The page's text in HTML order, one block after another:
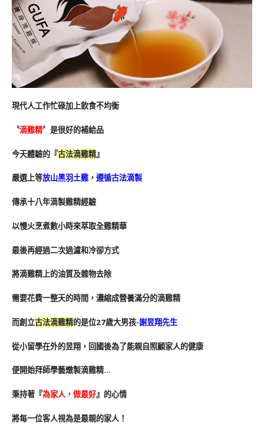
現代人工作忙碌加上飲食不均衡
〝滴雞精〞是很好的補給品
今天體驗的『古法滴雞精』
嚴選上等放山黑羽土雞 ， 遵循古法滴製
傳承十八年滴製雞精經驗
以慢火烹煮數小時來萃取全雞精華
最後再經過二次過濾和冷卻方式
將滴雞精上的油質及雜物去除
需要花費一整天的時間，濃縮成營養滿分的滴雞精
而創立古法滴雞精的是位27歲大男孩-謝昱翔先生
從小留學在外的昱翔，回國後為了能親自照顧家人的健康
便開始拜師學藝燉製滴雞精…
秉持著『為家人，做最好』的心情
將每一位客人視為是最親的家人！